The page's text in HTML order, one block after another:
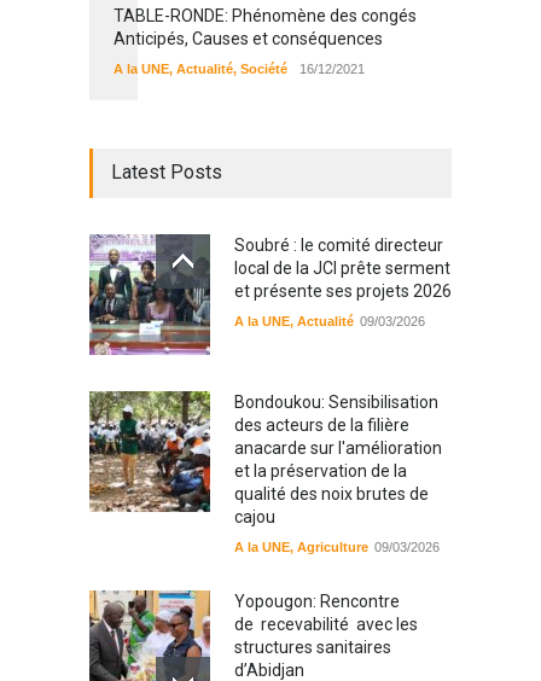
TABLE-RONDE: Phénomène des congés
Anticipés, Causes et conséquences
A la UNE, Actualité, Société 16/12/2021
Latest Posts
Soubré : le comité directeur
local de la JCI prête serment
et présente ses projets 2026
A la UNE, Actualité 09/03/2026
Bondoukou: Sensibilisation
des acteurs de la filière
anacarde sur l'amélioration
et la préservation de la
qualité des noix brutes de
cajou
A la UNE, Agriculture 09/03/2026
Yopougon: Rencontre
de recevabilité avec les
structures sanitaires
d’Abidjan